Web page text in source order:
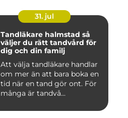
31. jul
Tandläkare halmstad så
väljer du rätt tandvård för
dig och din familj
Att välja tandläkare handlar
om mer än att bara boka en
tid när en tand gör ont. För
många är tandvå...